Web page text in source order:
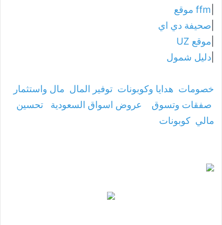
ffm موقع
صحيفة دي اي
موقع UZ
دليل شمول
خصومات هدايا وكوبونات توفير المال مال واستثمار
صفقات وتسوق
عروض اسواق السعودية
تحسين
مالي كوبونات